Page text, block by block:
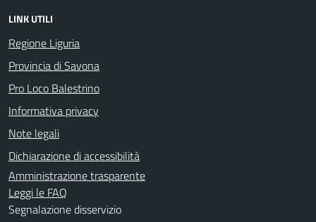
LINK UTILI
Regione Liguria
Provincia di Savona
Pro Loco Balestrino
Informativa privacy
Note legali
Dichiarazione di accessibilità
Amministrazione trasparente
Leggi le FAQ
Segnalazione disservizio